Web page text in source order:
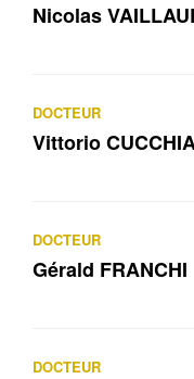
Nicolas
DOCTEUR
Vittorio
DOCTEUR
Gérald FRANCHI
DOCTEUR